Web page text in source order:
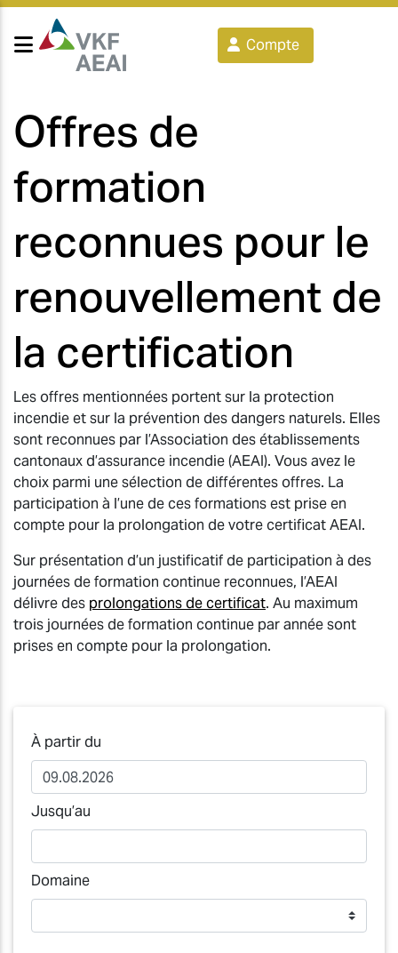
Compte
Offres de
formation
reconnues pour le
renouvellement de
la certification
Les offres mentionnées portent sur la protection
incendie et sur la prévention des dangers naturels. Elles
sont reconnues par l’Association des établissements
cantonaux d’assurance incendie (AEAI). Vous avez le
choix parmi une sélection de différentes offres. La
participation à l’une de ces formations est prise en
compte pour la prolongation de votre certificat AEAI.
Sur présentation d’un justificatif de participation à des
journées de formation continue reconnues, l’AEAI
délivre des prolongations de certificat. Au maximum
trois journées de formation continue par année sont
prises en compte pour la prolongation.
À partir du
Jusqu’au
Domaine